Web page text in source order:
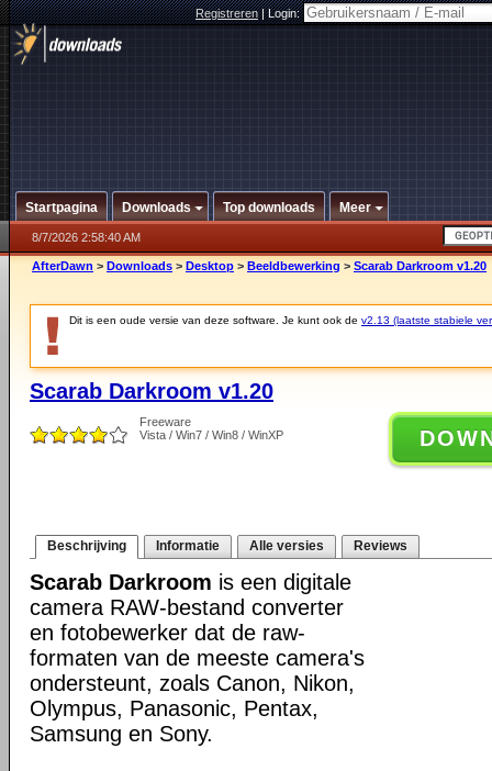
Registreren|Login:
Startpagina Downloads Top downloads Meer
8/7/2026 2:58:40 AM
AfterDawn > Downloads > Desktop > Beeldbewerking > Scarab Darkroom v1.20
Dit is een oude versie van deze software. Je kunt ook de v2.13 (laatste stabiele
Scarab Darkroom v1.20
Freeware
Vista / Win7 / Win8 / WinXP
Beschrijving Informatie Alle versies Reviews
Scarab Darkroom is een digitale
camera RAW-bestand converter
en fotobewerker dat de raw-
formaten van de meeste camera's
ondersteunt, zoals Canon, Nikon,
Olympus, Panasonic, Pentax,
Samsung en Sony.